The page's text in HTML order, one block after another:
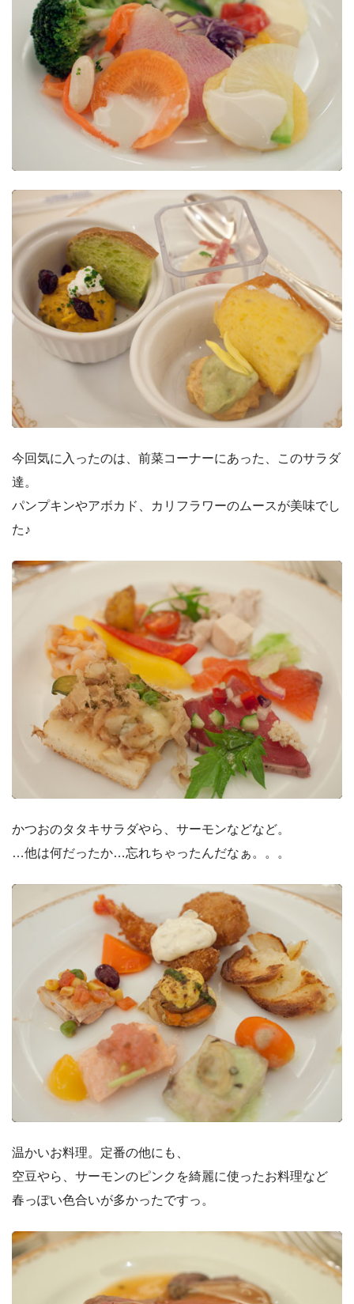
今回気に入ったのは、前菜コーナーにあった、このサラダ
達。
パンプキンやアボカド、カリフラワーのムースが美味でし
た♪
かつおのタタキサラダやら、サーモンなどなど。
…他は何だったか…忘れちゃったんだなぁ。。。
温かいお料理。定番の他にも、
空豆やら、サーモンのピンクを綺麗に使ったお料理など
春っぽい色合いが多かったですっ。